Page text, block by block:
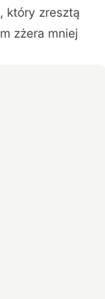
który zresztą
zżera mniej